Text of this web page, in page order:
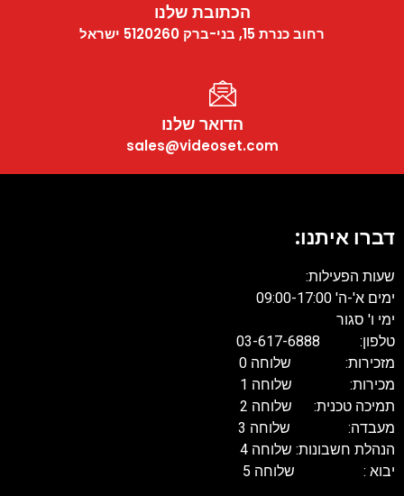
הכתובת שלנו
רחוב כנרת 15, בני-ברק 5120260 ישראל
הדואר שלנו
sales@videoset.com
דברו איתנו:
שעות הפעילות:
ימים א'-ה' 09:00-17:00
ימי ו' סגור
טלפון: 03-617-6888
מזכירות: שלוחה 0
מכירות: שלוחה 1
תמיכה טכנית: שלוחה 2
מעבדה: שלוחה 3
הנהלת חשבונות: שלוחה 4
יבוא : שלוחה 5